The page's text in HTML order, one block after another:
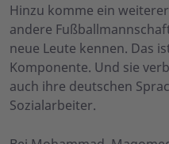
Hinzu komme ein
andere
neue Leute kennen. Das
Komponente. Und sie
auch ihre deutschen
Sozialarbeiter.